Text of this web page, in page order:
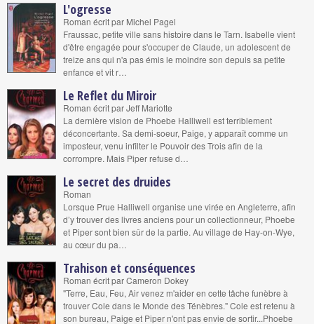
L'ogresse
Roman écrit par Michel Pagel
Fraussac, petite ville sans histoire dans le Tarn. Isabelle vient
d'être engagée pour s'occuper de Claude, un adolescent de
treize ans qui n'a pas émis le moindre son depuis sa petite
enfance et vit r…
Le Reflet du Miroir
Roman écrit par Jeff Mariotte
La dernière vision de Phoebe Halliwell est terriblement
déconcertante. Sa demi-soeur, Paige, y apparaît comme un
imposteur, venu infilter le Pouvoir des Trois afin de la
corrompre. Mais Piper refuse d…
Le secret des druides
Roman
Lorsque Prue Halliwell organise une virée en Angleterre, afin
d’y trouver des livres anciens pour un collectionneur, Phoebe
et Piper sont bien sûr de la partie. Au village de Hay-on-Wye,
au cœur du pa…
Trahison et conséquences
Roman écrit par Cameron Dokey
"Terre, Eau, Feu, Air venez m'aider en cette tâche funèbre à
trouver Cole dans le Monde des Ténèbres." Cole est retenu à
son bureau, Paige et Piper n'ont pas envie de sortir...Phoebe